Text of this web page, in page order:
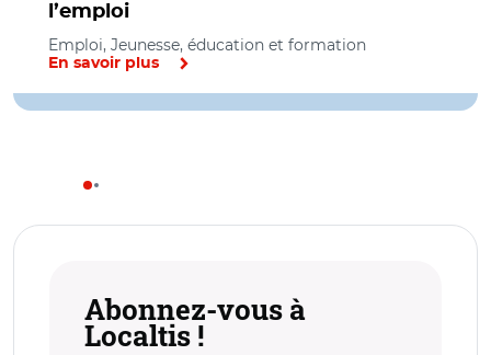
l’emploi
Emploi, Jeunesse, éducation et formation
En savoir plus
Abonnez-vous à
Localtis !